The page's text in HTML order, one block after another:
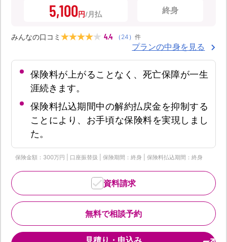
5,100円 終身
みんなの口コミ 4.4 （ 24 ） 件
プランの中身を見る
保険料が上がることなく、死亡保障が一生
涯続きます。
保険料払込期間中の解約払戻金を抑制する
ことにより、お手頃な保険料を実現しまし
た。
保険金額：300万円 | 口座振替扱 | 保険期間：終身 | 保険料払込期間：終身
無料で相談予約
資料請求
見積り・申込み